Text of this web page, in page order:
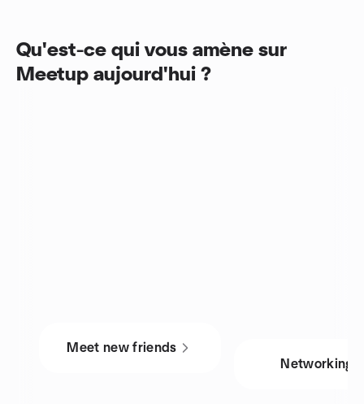
Qu'est-ce qui vous amène sur
Meetup aujourd'hui ?
Meet new friends
Networking